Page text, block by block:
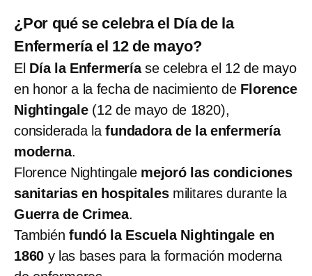
¿Por qué se celebra el Día de la
Enfermería el 12 de mayo?
El Día la Enfermeríase celebra el 12 de mayo
en honor a la fecha de nacimiento de Florence
Nightingale(12 de mayo de 1820),
considerada lafundadora de la enfermería
moderna.
Florence Nightingale mejoró las condiciones
sanitarias en hospitalesmilitares durante la
Guerra de Crimea.
También fundó la Escuela Nightingale en
1860 y las bases para la formación moderna